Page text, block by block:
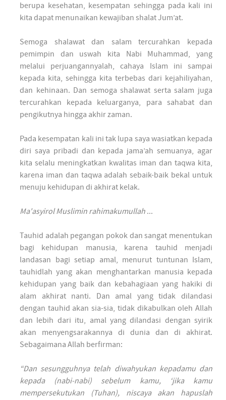
berupa kesehatan, kesempatan sehingga pada kali ini
kita dapat menunaikan kewajiban shalat Jum’at.
Semoga shalawat dan salam tercurahkan kepada
pemimpin dan uswah kita Nabi Muhammad, yang
melalui perjuangannyalah, cahaya Islam ini sampai
kepada kita, sehingga kita terbebas dari kejahiliyahan,
dan kehinaan. Dan semoga shalawat serta salam juga
tercurahkan kepada keluarganya, para sahabat dan
pengikutnya hingga akhir zaman.
Pada kesempatan kali ini tak lupa saya wasiatkan kepada
diri saya pribadi dan kepada jama’ah semuanya, agar
kita selalu meningkatkan kwalitas iman dan taqwa kita,
karena iman dan taqwa adalah sebaik-baik bekal untuk
menuju kehidupan di akhirat kelak.
Ma'asyirol Muslimin rahimakumullah ...
Tauhid adalah pegangan pokok dan sangat menentukan
bagi kehidupan manusia, karena tauhid menjadi
landasan bagi setiap amal, menurut tuntunan Islam,
tauhidlah yang akan menghantarkan manusia kepada
kehidupan yang baik dan kebahagiaan yang hakiki di
alam akhirat nanti. Dan amal yang tidak dilandasi
dengan tauhid akan sia-sia, tidak dikabulkan oleh Allah
dan lebih dari itu, amal yang dilandasi dengan syirik
akan menyengsarakannya di dunia dan di akhirat.
Sebagaimana Allah berfirman:
“Dan sesungguhnya telah diwahyukan kepadamu dan
kepada (nabi-nabi) sebelum kamu, ‘jika kamu
mempersekutukan (Tuhan), niscaya akan hapuslah